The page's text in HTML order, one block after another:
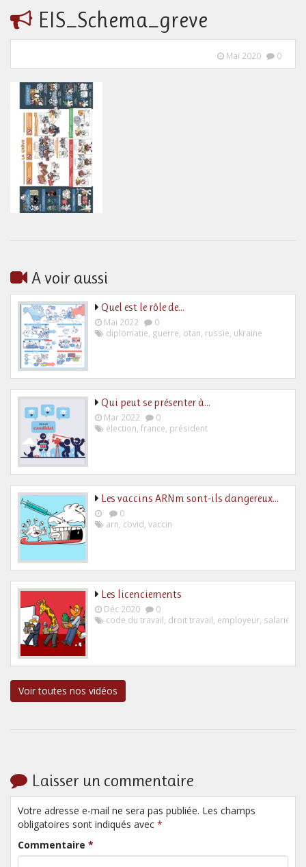
EIS_Schema_greve
Mai 2020 0
A voir aussi
Quel est le rôle de…
Mai 2022
0
diplomatie guerre otan russie ukraine
Qui peut se présenter à…
Mar 2022
0
élection, france, président
Les vaccins ARNm sont-ils dangereux…
0
arn, covid, vaccin
Les licenciements
Déc 2020
0
code du travail, droit travail, employeur, salarié
Voir toutes nos vidéos
Laisser un commentaire
Votre adresse e-mail ne sera pas publiée. Les champs
obligatoires sont indiqués avec *
Commentaire *